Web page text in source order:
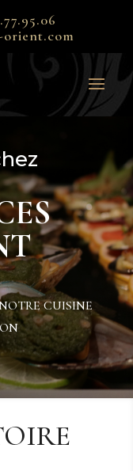
orient.com
CUISINE